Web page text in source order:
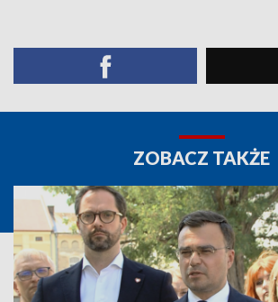
ZOBACZ TAKŻE